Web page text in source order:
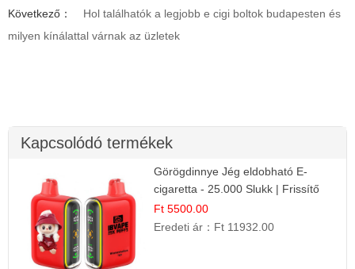
Következő：
Hol találhatók a legjobb e cigi boltok budapesten és
milyen kínálattal várnak az üzletek
Kapcsolódó termékek
Görögdinnye Jég eldobható E-
cigaretta - 25.000 Slukk | Frissítő
Nyári Íz
Ft 5500.00
Eredeti ár： Ft 11932.00